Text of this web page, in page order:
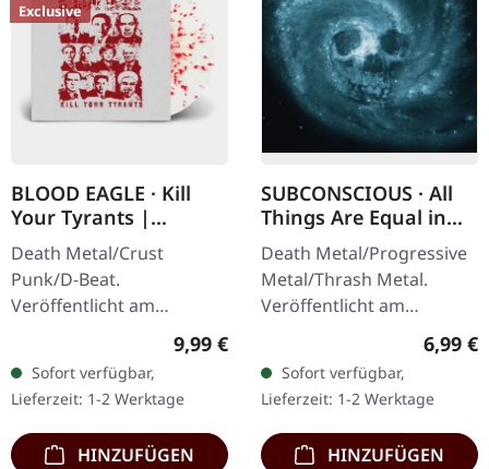
Exclusive
BLOOD EAGLE · Kill
Your Tyrants |
SPLATTER 7" EP
Death Metal/Crust
Punk/D-Beat.
Veröffentlicht am
27.06.2014, auf Supreme
Chaos Records. Weiße,
schwere 7" Vinyl-EP mit
roten Splattern im
dicken…
Regulärer Preis:
9,99 €
Sofort verfügbar,
Lieferzeit: 1-2 Werktage
HINZUFÜGEN
SUBCONSCIOUS · All
Things Are Equal in
Death | CD
Death Metal/Progressive
Metal/Thrash Metal.
Veröffentlicht am
08.08.2008, auf Supreme
Chaos Records. CD im
Jewelcase mit 8-seitigem
Booklet.…
6,99 €
Sofort verfügbar,
Lieferzeit: 1-2 Werktage
HINZUFÜGEN